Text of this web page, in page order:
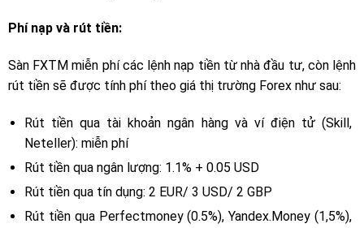
Phí nạp và rút tiền:
Sàn FXTM miễn phí các lệnh nạp tiền từ nhà đầu tư, còn lệnh
rút tiền sẽ được tính phí theo giá thị trường Forex như sau:
Rút tiền qua tài khoản ngân hàng và ví điện tử (Skill,
Neteller): miễn phí
Rút tiền qua ngân lượng: 1.1% + 0.05 USD
Rút tiền qua tín dụng: 2 EUR/ 3 USD/ 2 GBP
Rút tiền qua Perfectmoney (0.5%), Yandex.Money (1,5%),